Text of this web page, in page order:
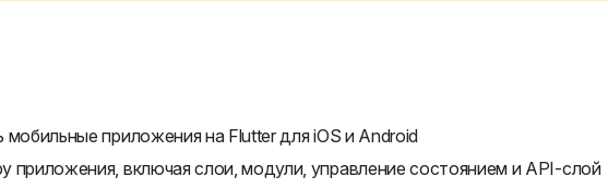
мобильные приложения на Flutter для iOS и Android
приложения, включая слои, модули, управление состоянием и API-слой